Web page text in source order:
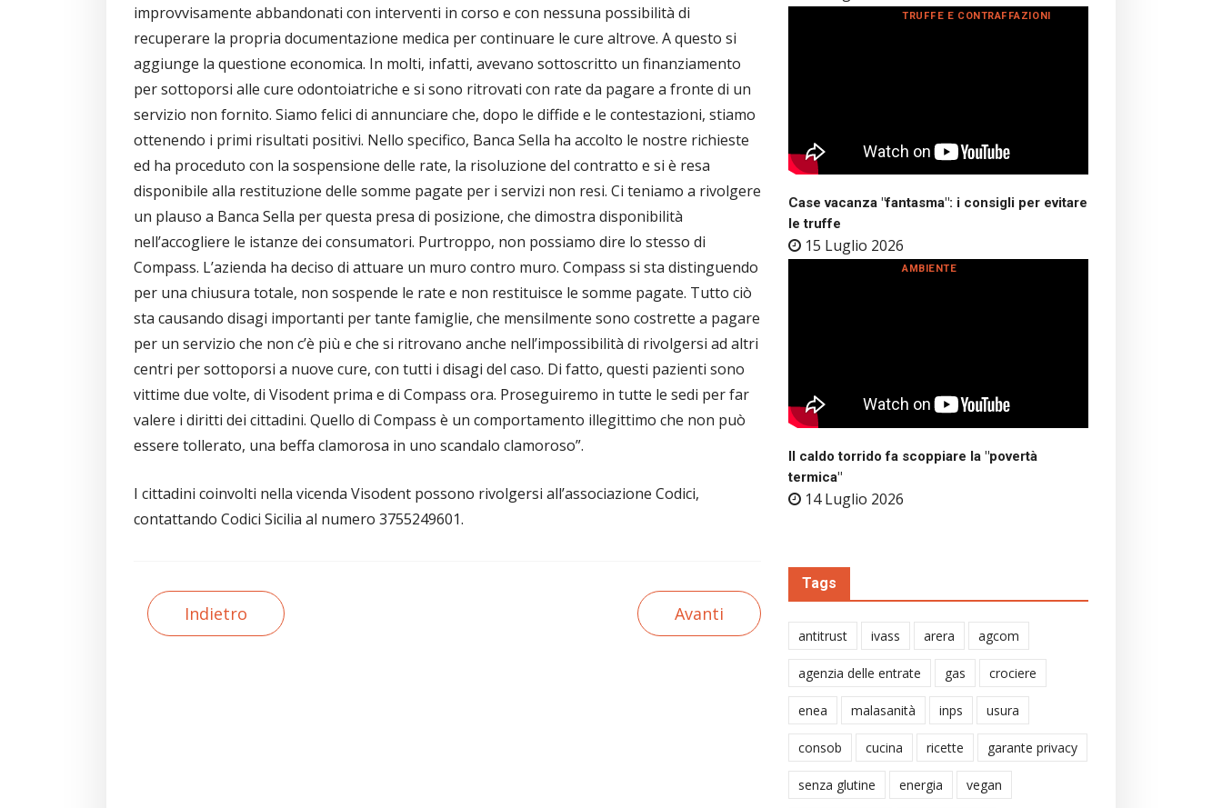
improvvisamente abbandonati con interventi in corso e con nessuna possibilità di
recuperare la propria documentazione medica per continuare le cure altrove. A questo si
aggiunge la questione economica. In molti, infatti, avevano sottoscritto un finanziamento
per sottoporsi alle cure odontoiatriche e si sono ritrovati con rate da pagare a fronte di un
servizio non fornito. Siamo felici di annunciare che, dopo le diffide e le contestazioni, stiamo
ottenendo i primi risultati positivi. Nello specifico, Banca Sella ha accolto le nostre richieste
ed ha proceduto con la sospensione delle rate, la risoluzione del contratto e si è resa
disponibile alla restituzione delle somme pagate per i servizi non resi. Ci teniamo a rivolgere
un plauso a Banca Sella per questa presa di posizione, che dimostra disponibilità
nell’accogliere le istanze dei consumatori. Purtroppo, non possiamo dire lo stesso di
Compass. L’azienda ha deciso di attuare un muro contro muro. Compass si sta distinguendo
per una chiusura totale, non sospende le rate e non restituisce le somme pagate. Tutto ciò
sta causando disagi importanti per tante famiglie, che mensilmente sono costrette a pagare
per un servizio che non c’è più e che si ritrovano anche nell’impossibilità di rivolgersi ad altri
centri per sottoporsi a nuove cure, con tutti i disagi del caso. Di fatto, questi pazienti sono
vittime due volte, di Visodent prima e di Compass ora. Proseguiremo in tutte le sedi per far
valere i diritti dei cittadini. Quello di Compass è un comportamento illegittimo che non può
essere tollerato, una beffa clamorosa in uno scandalo clamoroso”.
I cittadini coinvolti nella vicenda Visodent possono rivolgersi all’associazione Codici,
contattando Codici Sicilia al numero 3755249601.
Indietro Avanti
Case vacanza "fantasma": i consigli per evitare
le truffe
15 Luglio 2026
TRUFFE E CONTRAFFAZIONI
Il caldo torrido fa scoppiare la "povertà
termica"
14 Luglio 2026
AMBIENTE
Tags
antitrust ivass arera agcom
agenzia delle entrate gas crociere
enea malasanità inps usura
consob cucina ricette garante privacy
senza glutine energia vegan